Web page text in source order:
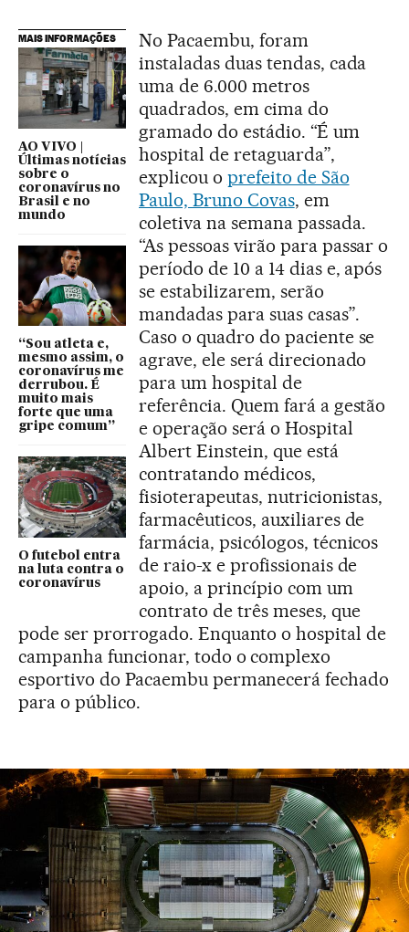
MAIS INFORMAÇÕES
AO VIVO |
Últimas notícias
sobre o
coronavírus no
Brasil e no
mundo
“Sou atleta e,
mesmo assim, o
coronavírus me
derrubou. É
muito mais
forte que uma
gripe comum”
O futebol entra
na luta contra o
coronavírus
No Pacaembu, foram
instaladas duas tendas, cada
uma de 6.000 metros
quadrados, em cima do
gramado do estádio. “É um
hospital de retaguarda”,
explicou o prefeito de São
Paulo, Bruno Covas, em
coletiva na semana passada.
“As pessoas virão para passar o
período de 10 a 14 dias e, após
se estabilizarem, serão
mandadas para suas casas”.
Caso o quadro do paciente se
agrave, ele será direcionado
para um hospital de
referência. Quem fará a gestão
e operação será o Hospital
Albert Einstein, que está
contratando médicos,
fisioterapeutas, nutricionistas,
farmacêuticos, auxiliares de
farmácia, psicólogos, técnicos
de raio-x e profissionais de
apoio, a princípio com um
contrato de três meses, que
pode ser prorrogado. Enquanto o hospital de
campanha funcionar, todo o complexo
esportivo do Pacaembu permanecerá fechado
para o público.